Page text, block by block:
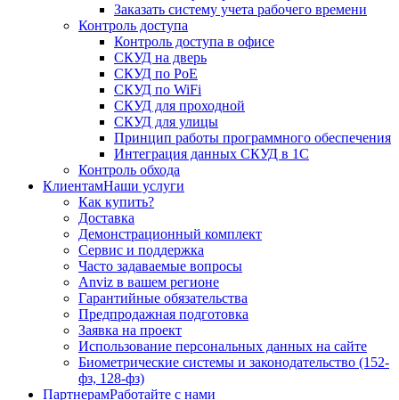
Заказать систему учета рабочего времени
Контроль доступа
Контроль доступа в офисе
СКУД на дверь
СКУД по PoE
СКУД по WiFi
СКУД для проходной
СКУД для улицы
Принцип работы программного обеспечения
Интеграция данных СКУД в 1С
Контроль обхода
КлиентамНаши услуги
Как купить?
Доставка
Демонстрационный комплект
Сервис и поддержка
Часто задаваемые вопросы
Anviz в вашем регионе
Гарантийные обязательства
Предпродажная подготовка
Заявка на проект
Использование персональных данных на сайте
Биометрические системы и законодательство (152-
фз, 128-фз)
ПартнерамРаботайте с нами